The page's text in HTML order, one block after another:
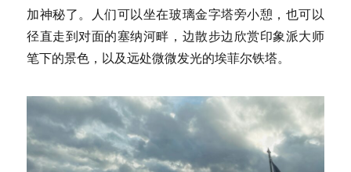
加神秘了。人们可以坐在玻璃金字塔旁小憩，也可以
径直走到对面的塞纳河畔，边散步边欣赏印象派大师
笔下的景色，以及远处微微发光的埃菲尔铁塔。